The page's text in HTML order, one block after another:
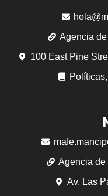
Agencia
100 East Pine
Agencia
Av. Las